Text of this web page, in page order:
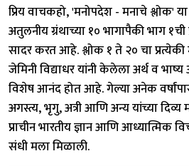
प्रिय वाचकहो, 'मनोपदेश - मनाचे श्लोक'
अतुलनीय ग्रंथाच्या १० भागापैकी भाग १ची
सादर करत आहे. श्लोक १ ते २० चा प्रत्येकी
जेमिनी विद्याधर यांनी केलेला अर्थ व
विशेष आनंद होत आहे. गेल्या अनेक
अगस्त्य, भृगु, अत्री आणि अन्य यांच्या दिव्य
प्राचीन भारतीय ज्ञान आणि आध्यात्मिक
संधी मला मिळाली.